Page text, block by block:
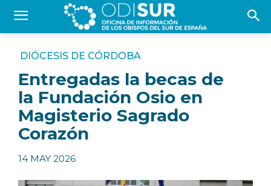
DIÓCESIS DE CÓRDOBA
Entregadas la becas de
la Fundación Osio en
Magisterio Sagrado
Corazón
14 MAY 2026